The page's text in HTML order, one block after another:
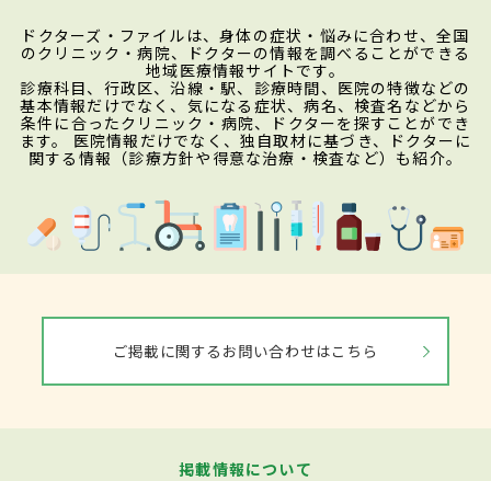
ドクターズ・ファイルは、身体の症状・悩みに合わせ、全国
のクリニック・病院、ドクターの情報を調べることができる
地域医療情報サイトです。
診療科目、行政区、沿線・駅、診療時間、医院の特徴などの
基本情報だけでなく、気になる症状、病名、検査名などから
条件に合ったクリニック・病院、ドクターを探すことができ
ます。 医院情報だけでなく、独自取材に基づき、ドクターに
関する情報（診療方針や得意な治療・検査など）も紹介。
ご掲載に関するお問い合わせはこちら
掲載情報について